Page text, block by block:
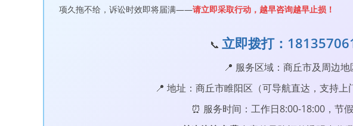
项久拖不给，诉讼时效即将届满——请立即采取行动，越早咨询越早止损！
📞 立即拨打：
📍 服务区域：商丘市及周边地
📍 地址：商丘市睢阳区（可导航直达，支持上
⏰ 服务时间：工作日8:00-18:00，节